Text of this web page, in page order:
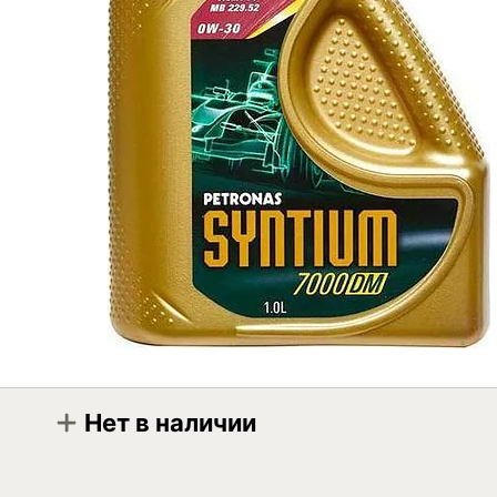
Нет в наличии